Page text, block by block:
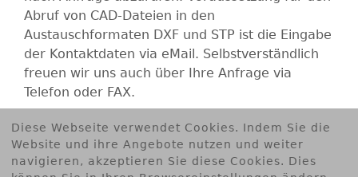
m
b
H
Abruf von CAD-Dateien in den
Austauschformaten DXF und STP ist die Eingabe
der Kontaktdaten via eMail. Selbstverständlich
freuen wir uns auch über Ihre Anfrage via
Telefon oder FAX.
Kontakt
Diese Webseite verwendet Cookies. Indem Sie die
Website und ihre Angebote nutzen und weiter
navigieren, akzeptieren Sie diese Cookies. Dies